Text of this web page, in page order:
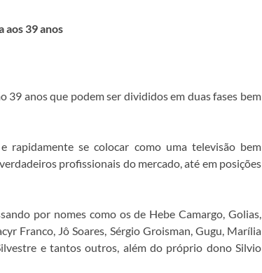
aos 39 anos
39 anos que podem ser divididos em duas fases bem
se colocar como uma televisão bem
profissionais do mercado, até em posições
por nomes como os de Hebe Camargo, Golias,
Franco, Jô Soares, Sérgio Groisman, Gugu, Marília
e tantos outros, além do próprio dono Silvio